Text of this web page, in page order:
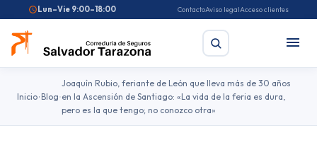
Lun–Vie 9:00–18:00 ContactoAviso legalAcceso clientes
Inicio Blog
Joaquín Rubio, feriante de León que lleva más de 30 años
en la Ascensión de Santiago: «La vida de la feria es dura,
pero es la que tengo; no conozco otra»